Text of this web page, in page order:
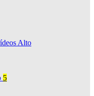
Alto
5